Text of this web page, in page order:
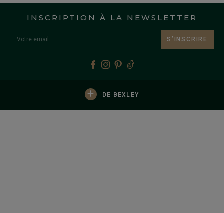
INSCRIPTION À LA NEWSLETTER
S’INSCRIRE
+ DE BEXLEY